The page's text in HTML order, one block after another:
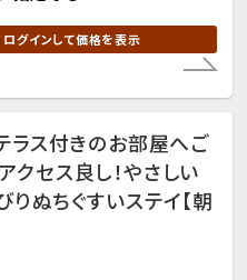
ログインして価格を表示
ラス付きのお部屋へご
セス良し！やさしい
ぬちぐすいステイ【朝